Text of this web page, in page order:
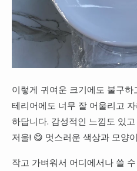
이렇게 귀여운 크기에도 불구
테리어에도 너무 잘 어울리고
하답니다. 감성적인 느낌도 있
저울! 😋 멋스러운 색상과 모양
작고 가벼워서 어디에서나 쓸